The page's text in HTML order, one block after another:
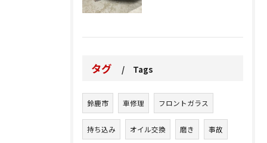
タグ Tags
鈴鹿市 車修理 フロントガラス
持ち込み オイル交換 磨き 事故